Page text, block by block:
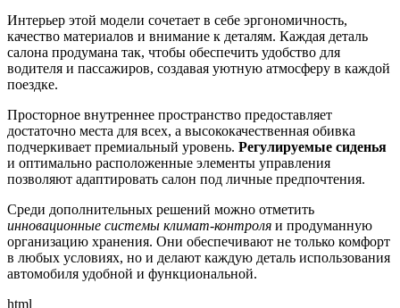
Интерьер этой модели сочетает в себе эргономичность,
качество материалов и внимание к деталям. Каждая деталь
салона продумана так, чтобы обеспечить удобство для
водителя и пассажиров, создавая уютную атмосферу в каждой
поездке.
Просторное внутреннее пространство предоставляет
достаточно места для всех, а высококачественная обивка
подчеркивает премиальный уровень. Регулируемые сиденья
и оптимально расположенные элементы управления
позволяют адаптировать салон под личные предпочтения.
Среди дополнительных решений можно отметить
инновационные системы климат-контроля и продуманную
организацию хранения. Они обеспечивают не только комфорт
в любых условиях, но и делают каждую деталь использования
автомобиля удобной и функциональной.
html